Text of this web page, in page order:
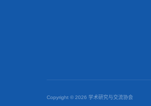
Copyright ©2026 学术研究与交流协会